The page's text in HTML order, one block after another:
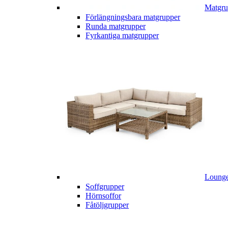
Förlängningsbara matgrupper
Runda matgrupper
Fyrkantiga matgrupper
Soffgrupper
Hörnsoffor
Fåtöljgrupper